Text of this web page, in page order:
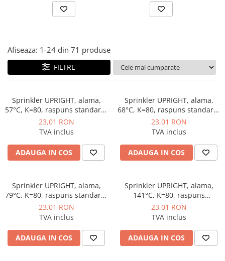
Producere apa calda menajera
Rezervoare de acumulare
Instant apa calda pe gaz / GPL
Panouri solare si fotovoltaice
Panouri solare plane
Pachete complete panouri solare
solare
Ventilatie si climatizare
Aparate de aer conditionat
Perdele de aer
Chillere
Afiseaza: 1-24 din 71 produse
FILTRE
Sprinkler UPRIGHT, alama,
57°C, K=80, raspuns standard,
portocaliu, Rapidrop
23,01 RON
TVA inclus
ADAUGA IN COS
Sprinkler UPRIGHT, alama,
68°C, K=80, raspuns standard,
rosu, Rapidrop
23,01 RON
TVA inclus
ADAUGA IN COS
Sprinkler UPRIGHT, alama,
79°C, K=80, raspuns standard,
galben, Rapidrop
23,01 RON
TVA inclus
ADAUGA IN COS
Sprinkler UPRIGHT, alama,
141°C, K=80, raspuns
standard, albastru, Rapidrop
23,01 RON
TVA inclus
ADAUGA IN COS